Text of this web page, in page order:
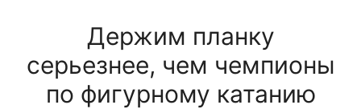
Держим планку
серьезнее, чем чемпионы
по фигурному катанию